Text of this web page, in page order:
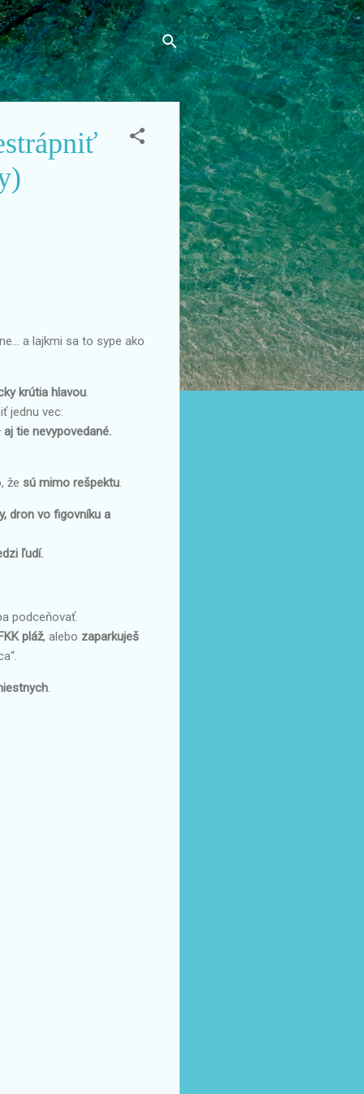
a lajkmi sa to sype ako
krútia hlavou.
jednu vec:
tie nevypovedané.
že sú mimo rešpektu.
dron vo figovníku a
ľudí.
podceňovať.
pláž, alebo zaparkuješ
.